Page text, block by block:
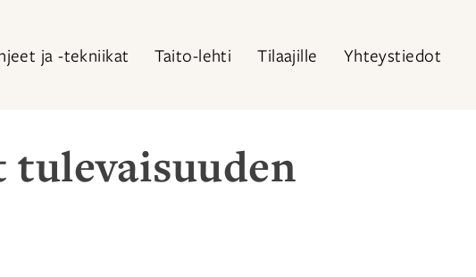
ja -tekniikat Taito-lehti Tilaajille Yhteystiedot
tulevaisuuden